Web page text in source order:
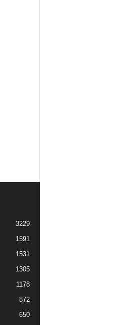
3229
1591
1531
1305
1178
872
650